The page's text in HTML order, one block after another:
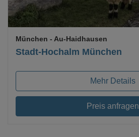
Stadt-Hochalm München
München - Au-Haidhausen
Mehr Details
Preis anfragen